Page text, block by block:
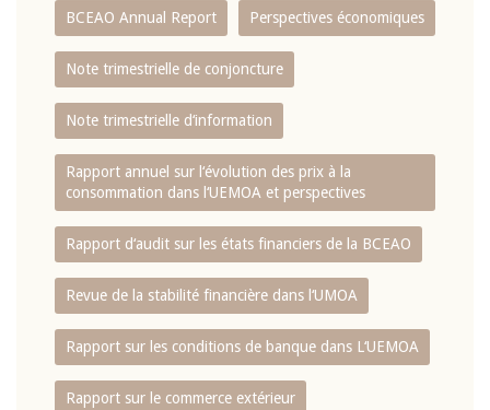
BCEAO Annual Report Perspectives économiques
Note trimestrielle de conjoncture
Note trimestrielle d‘information
Rapport annuel sur l‘évolution des prix à la
consommation dans l‘UEMOA et perspectives
Rapport d‘audit sur les états financiers de la BCEAO
Revue de la stabilité financière dans l‘UMOA
Rapport sur les conditions de banque dans L‘UEMOA
Rapport sur le commerce extérieur